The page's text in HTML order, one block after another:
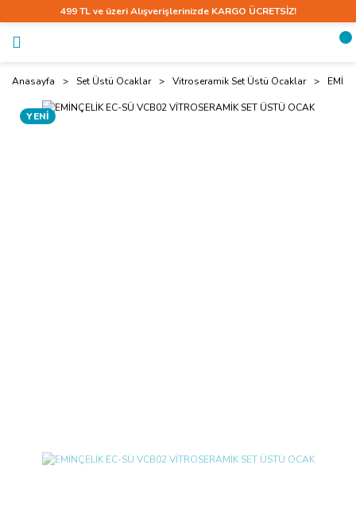
499 TL ve üzeri Alışverişlerinizde KARGO ÜCRETSİZ!
Anasayfa Set Üstü Ocaklar Vitroseramik Set Üstü Ocaklar
YENİ